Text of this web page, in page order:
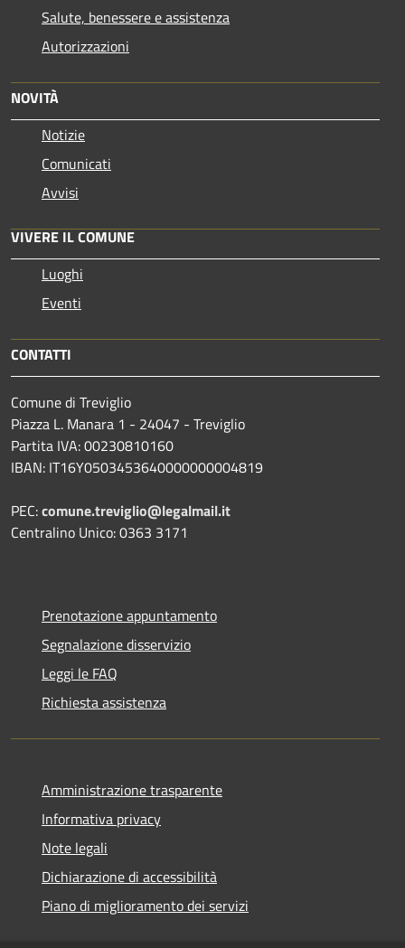
Salute, benessere e assistenza
Autorizzazioni
NOVITÀ
Notizie
Comunicati
Avvisi
VIVERE IL COMUNE
Luoghi
Eventi
CONTATTI
Comune di Treviglio
Piazza L. Manara 1 - 24047 - Treviglio
Partita IVA: 00230810160
IBAN: IT16Y0503453640000000004819
PEC:comune.treviglio@legalmail.it
Centralino Unico: 0363 3171
Prenotazione appuntamento
Segnalazione disservizio
Leggi le FAQ
Richiesta assistenza
Amministrazione trasparente
Informativa privacy
Note legali
Dichiarazione di accessibilità
Piano di miglioramento dei servizi